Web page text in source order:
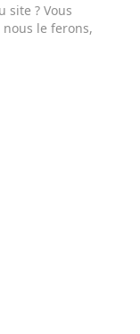
site ? Vous
le ferons,